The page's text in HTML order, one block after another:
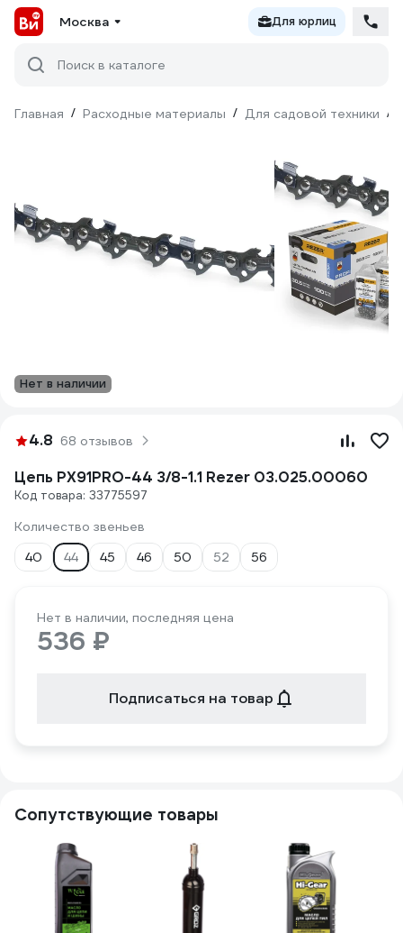
Москва Для юрлиц
Поиск в каталоге
Главная / Расходные материалы / Для садовой техники /
Нет в наличии
4.8 68 отзывов
Цепь PX91PRO-44 3/8-1.1 Rezer 03.025.00060
Код товара: 33775597
Количество звеньев
40
44 45 46 50 52 56
Нет в наличии, последняя цена
536 ₽
Подписаться на товар
Сопутствующие товары